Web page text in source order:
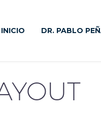
INICIO DR. PABLO